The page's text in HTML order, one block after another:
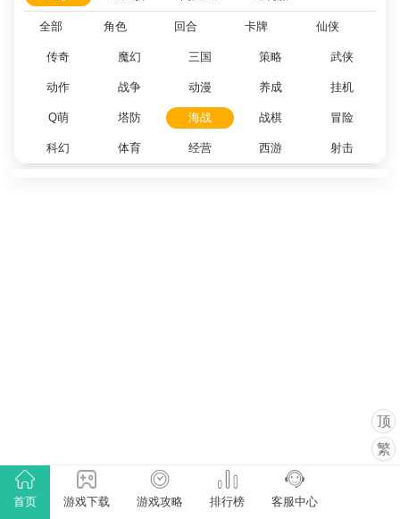
全部 角色 回合 卡牌 仙侠
传奇 魔幻 三国 策略 武侠
动作 战争 动漫 养成 挂机
Q萌 塔防 海战 战棋 冒险
科幻 体育 经营 西游 射击
首页 游戏下载 游戏攻略 排行榜 客服中心
顶
繁